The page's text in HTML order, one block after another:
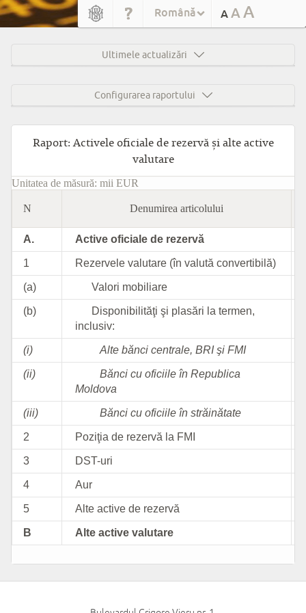
Română A AA
Ultimele actualizări
Configurarea raportului
Raport: Activele oficiale de rezervă şi alte active
valutare